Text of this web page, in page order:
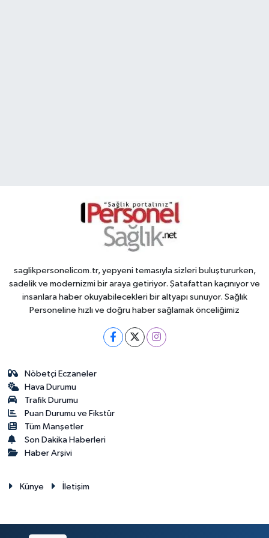
saglikpersonelicom.tr, yepyeni temasıyla sizleri buluştururken,
sadelik ve modernizmi bir araya getiriyor. Şatafattan kaçınıyor ve
insanlara haber okuyabilecekleri bir altyapı sunuyor. Sağlık
Personeline hızlı ve doğru haber sağlamak önceliğimiz
Nöbetçi Eczaneler
Hava Durumu
Trafik Durumu
Puan Durumu ve Fikstür
Tüm Manşetler
Son Dakika Haberleri
Haber Arşivi
Künye İletişim